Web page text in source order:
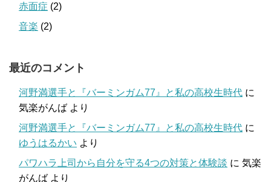
赤面症 (2)
音楽 (2)
最近のコメント
河野満選手と『バーミンガム77』と私の高校生時代 に
気楽がんば より
河野満選手と『バーミンガム77』と私の高校生時代 に
ゆうはるかい より
パワハラ上司から自分を守る4つの対策と体験談 に 気楽
がんば より